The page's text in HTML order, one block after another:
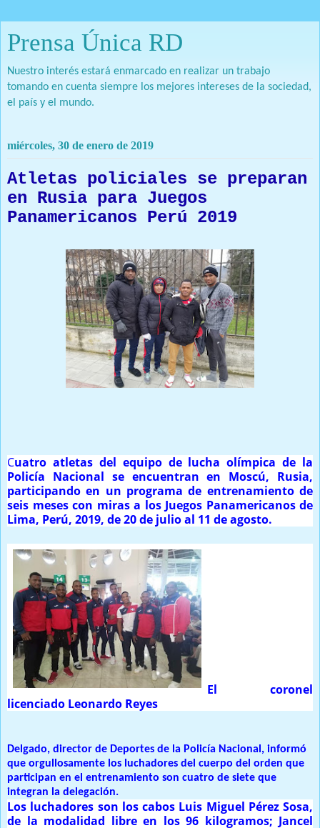
Prensa Única RD
Nuestro interés estará enmarcado en realizar un trabajo
tomando en cuenta siempre los mejores intereses de la sociedad,
el país y el mundo.
miércoles, 30 de enero de 2019
Atletas policiales se preparan
en Rusia para Juegos
Panamericanos Perú 2019
Cuatro atletas del equipo de lucha olímpica de la
Policía Nacional se encuentran en Moscú, Rusia,
participando en un programa de entrenamiento de
seis meses con miras a los Juegos Panamericanos de
Lima, Perú, 2019, de 20 de julio al 11 de agosto.
El coronel
licenciado Leonardo Reyes
Delgado, director de Deportes de la Policía Nacional, informó
que orgullosamente los luchadores del cuerpo del orden que
participan en el entrenamiento son cuatro de siete que
integran la delegación.
Los luchadores son los cabos Luis Miguel Pérez Sosa,
de la modalidad libre en los 96 kilogramos; Jancel